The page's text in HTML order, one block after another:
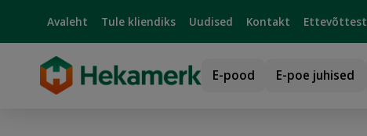
Avaleht Tule kliendiks Uudised Kontakt Ettevõttest
E-pood E-poe juhised